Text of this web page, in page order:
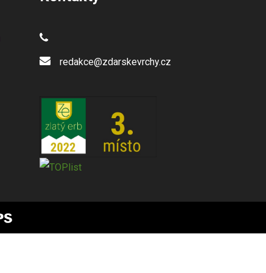
redakce@zdarskevrchy.cz